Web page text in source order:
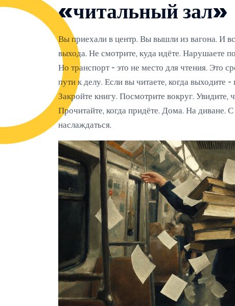
«читальный зал»
Вы приехали в центр. Вы вышли из вагона. И
выхода. Не смотрите, куда идёте. Нарушаете
Но транспорт - это не место для чтения. Это
пути к делу. Если вы читаете, когда выходите
Закройте книгу. Посмотрите вокруг. Увидите,
Прочитайте, когда придёте. Дома. На диване.
наслаждаться.